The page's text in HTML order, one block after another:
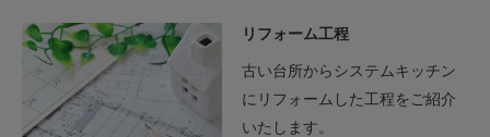
リフォーム工程
古い台所からシステムキッチン
にリフォームした工程をご紹介
いたします。